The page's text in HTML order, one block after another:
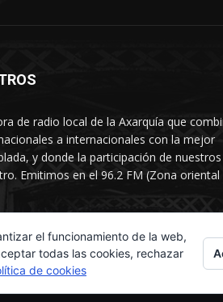
de radio local de la Axarquía que
a internacionales con la mejor
y donde la participación de nuestros
Emitimos en el 96.2 FM (Zona oriental
el funcionamiento de la web,
todas las cookies, rechazar
de cookies